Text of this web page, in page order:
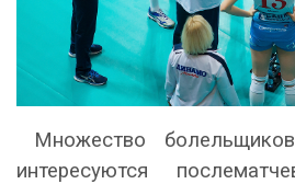
Множество
интересуются